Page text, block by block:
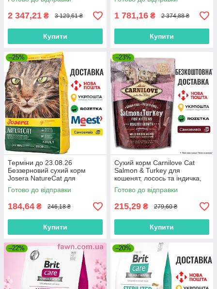
кроликом, 7 кг
2 347,21 ₴ 3 129,61 ₴
Купити
1 781,16 ₴ 2 374,88 ₴
Купити
–25%
Терміни до 23.08.26
Беззерновий сухий корм
Josera NatureCat для
дорослих котів з чутливим
травленням, 0.4 кг
Готово до відправки
184,64 ₴ 246,18 ₴
Купити
–23%
Сухий корм Carnilove Cat
Salmon & Turkey для
кошенят, лосось та індичка,
400 г
Готово до відправки
215,29 ₴ 279,60 ₴
Купити
–22% –20%